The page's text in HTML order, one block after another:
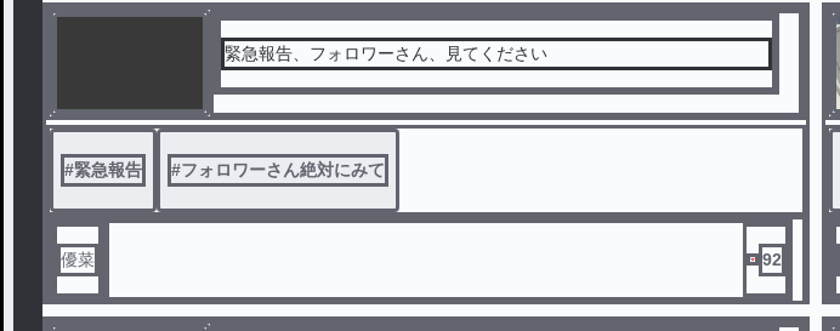
緊急報告、フォロワーさん、見てください
#緊急報告 #フォロワーさん絶対にみて
優菜 92